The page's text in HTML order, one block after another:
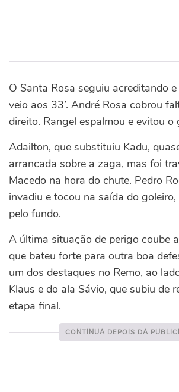
O Santa Rosa seguiu acreditando
veio aos 33’. André Rosa cobrou
direito. Rangel espalmou e evitou o
Adailton, que substituiu Kadu,
arrancada sobre a zaga, mas foi
Macedo na hora do chute. Pedro
invadiu e tocou na saída do
pelo fundo.
A última situação de perigo coube
que bateu forte para outra boa
um dos destaques no Remo, ao
Klaus e do ala Sávio, que subiu de
etapa final.